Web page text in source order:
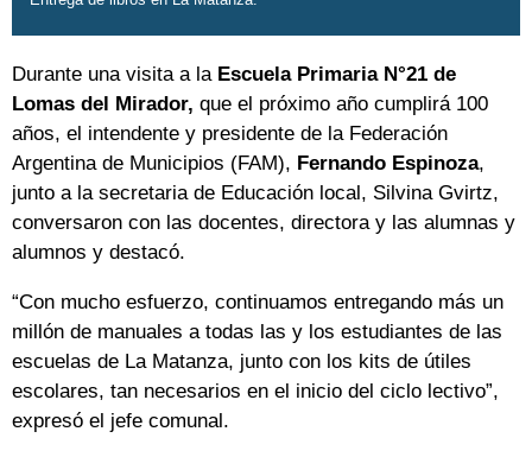
Durante una visita a laEscuela Primaria N°21 de
Lomas del Mirador, que el próximo año cumplirá 100
años, el intendente y presidente de la Federación
Argentina de Municipios (FAM), Fernando Espinoza,
junto a la secretaria de Educación local, Silvina Gvirtz,
conversaron con las docentes, directora y las alumnas y
alumnos y destacó.
“Con mucho esfuerzo, continuamos entregando más un
millón de manuales a todas las y los estudiantes de las
escuelas de La Matanza, junto con los kits de útiles
escolares, tan necesarios en el inicio del ciclo lectivo”,
expresó el jefe comunal.